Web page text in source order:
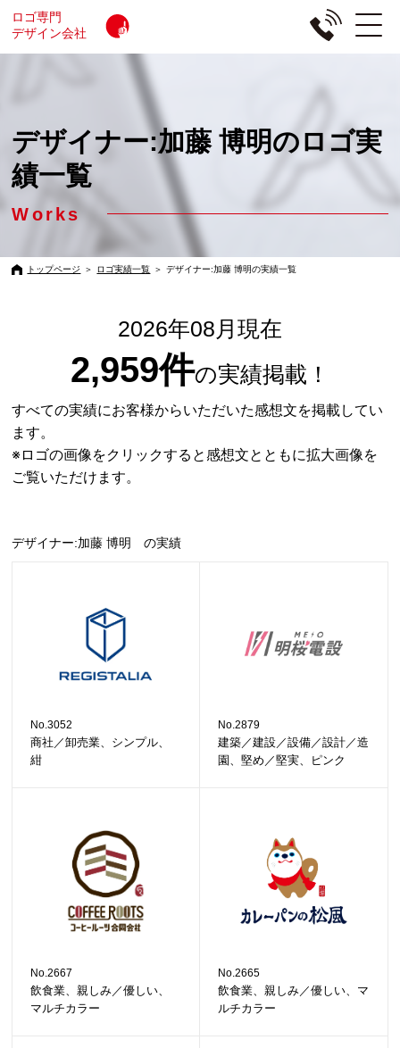
ロゴ専門
デザイン会社
デザイナー:加藤 博明のロゴ実
績一覧
Works
トップページ ＞ ロゴ実績一覧 ＞ デザイナー:加藤 博明の実績一覧
2026年08月現在
2,959件の実績掲載！
すべての実績にお客様からいただいた感想文を掲載してい
ます。
※ロゴの画像をクリックすると感想文とともに拡大画像を
ご覧いただけます。
デザイナー:加藤 博明 の実績
No.3052
商社／卸売業、シンプル、
紺
No.2879
建築／建設／設備／設計／造
園、堅め／堅実、ピンク
No.2667
飲食業、親しみ／優しい、
マルチカラー
No.2665
飲食業、親しみ／優しい、マ
ルチカラー